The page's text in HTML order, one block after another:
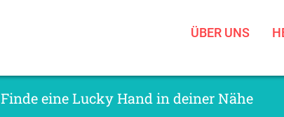
ÜBER UNS
Finde eine Lucky Hand in deiner Nähe